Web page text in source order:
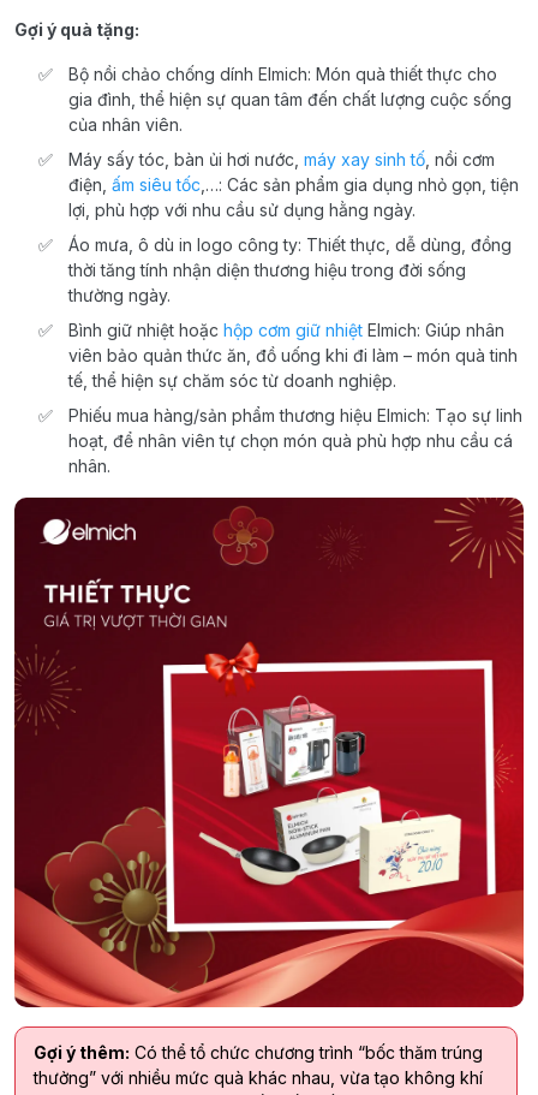
Gợi ý quà tặng:
Bộ nồi chảo chống dính Elmich: Món quà thiết thực cho
gia đình, thể hiện sự quan tâm đến chất lượng cuộc sống
của nhân viên.
Máy sấy tóc, bàn ủi hơi nước, máy xay sinh tố , nồi cơm
điện, ấm siêu tốc ,…: Các sản phẩm gia dụng nhỏ gọn, tiện
lợi, phù hợp với nhu cầu sử dụng hằng ngày.
Áo mưa, ô dù in logo công ty: Thiết thực, dễ dùng, đồng
thời tăng tính nhận diện thương hiệu trong đời sống
thường ngày.
Bình giữ nhiệt hoặc hộp cơm giữ nhiệt Elmich: Giúp nhân
viên bảo quản thức ăn, đồ uống khi đi làm – món quà tinh
tế, thể hiện sự chăm sóc từ doanh nghiệp.
Phiếu mua hàng/sản phẩm thương hiệu Elmich: Tạo sự linh
hoạt, để nhân viên tự chọn món quà phù hợp nhu cầu cá
nhân.
Gợi ý thêm: Có thể tổ chức chương trình “bốc thăm trúng
thưởng” với nhiều mức quà khác nhau, vừa tạo không khí